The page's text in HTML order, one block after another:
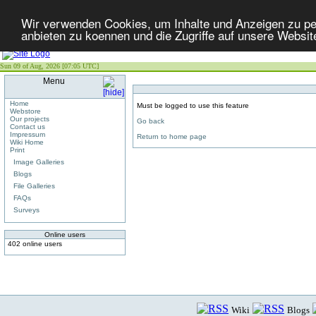
Wir verwenden Cookies, um Inhalte und Anzeigen zu
anbieten zu koennen und die Zugriffe auf unsere
Sun 09 of Aug, 2026 [07:05 UTC]
Menu
Home
Webstore
Our projects
Contact us
Impressum
Wiki Home
Print
Image Galleries
Blogs
File Galleries
FAQs
Surveys
Online users
402 online users
Must be logged to use this feature
Go back
Return to home page
Wiki Blogs